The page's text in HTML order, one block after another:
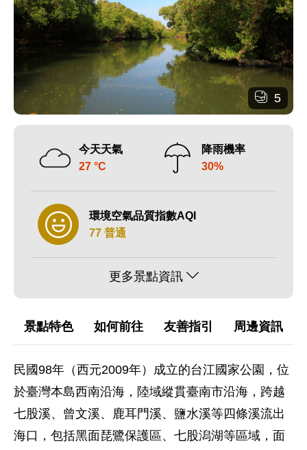
5
今天天氣
27 °C
降雨機率
30%
環境空氣品質指數AQI
77 普通
更多景點資訊
景點特色 如何前往 友善指引 周邊資訊
民國98年（西元2009年）成立的台江國家公園，位
於臺灣本島西南沿海，陸域縱貫臺南市沿海，跨越
七股溪、曾文溪、鹿耳門溪、鹽水溪等四條溪流出
海口，包括黑面琵鷺保護區、七股潟湖等區域，面